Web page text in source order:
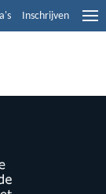
Inschrijven